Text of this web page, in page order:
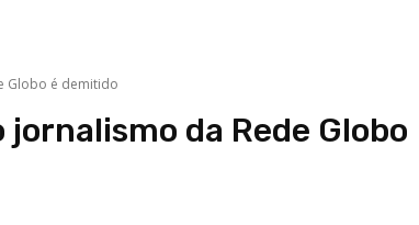
Globo é demitido
jornalismo da Rede Globo